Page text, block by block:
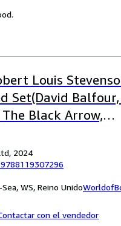
Louis
Set(David
Black Arrow,
Case of Dr. Jekyll
2024
9788119307296
WS, Reino Unido
con el vendedor